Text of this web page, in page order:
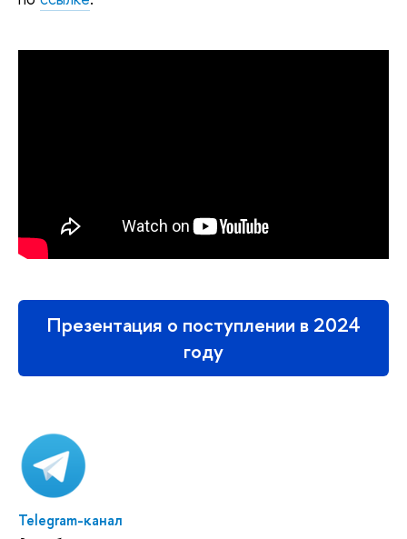
Презентация о поступлении в 2024
году
Telegram-канал